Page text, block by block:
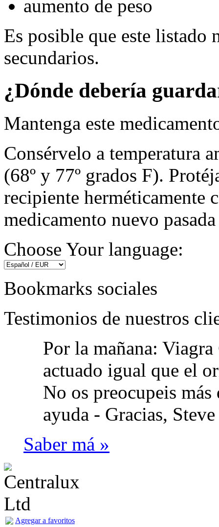
aumento de peso
Es posible que este listado
secundarios.
¿Dónde debería
Mantenga este
Consérvelo a temperatura
(68º y 77º grados F).
recipiente herméticamente
medicamento nuevo
Choose Your language:
Bookmarks sociales
Testimonios de nuestros
Por la mañana:
actuado igual que el
No os preocupeis
ayuda - Gracias, Steve
Saber má »
Agregar a favoritos